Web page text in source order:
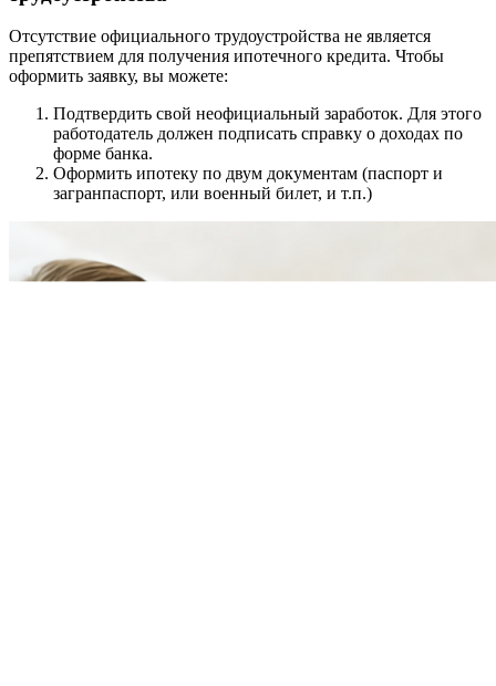
Отсутствие официального трудоустройства не является
препятствием для получения ипотечного кредита. Чтобы
оформить заявку, вы можете:
Подтвердить свой неофициальный заработок. Для этого
работодатель должен подписать справку о доходах по
форме банка.
Оформить ипотеку по двум документам (паспорт и
загранпаспорт, или военный билет, и т.п.)